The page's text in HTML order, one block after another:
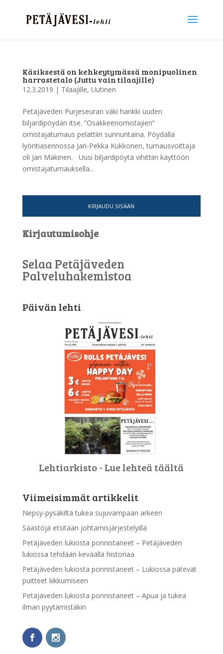
Käsiksestä on kehkeytymässä monipuolinen
harrastetalo (Juttu vain tilaajille)
12.3.2019 | Tilaajille, Uutinen
Petäjäveden Purjeseuran väki hankki uuden
biljardipöydän itse. ”Osakkeenomistajien”
omistajaturnaus pelattiin sunnuntaina. Pöydällä
lyöntiasennossa Jari-Pekka Kukkonen, turnausvoittaja
oli Jari Mäkinen. Uusi biljardipöytä vihittiin käyttöön
omistajaturnauksella...
KIRJAUDU SISÄÄN
Kirjautumisohje
Selaa Petäjäveden
Palveluhakemistoa
Päivän lehti
Lehtiarkisto - Lue lehteä täältä
Viimeisimmät artikkelit
Nepsy-pysäkiltä tukea sujuvampaan arkeen
Säästöjä etsitään johtamisjärjestelyillä
Petäjäveden lukiosta ponnistaneet – Petäjäveden
lukiossa tehdään keväällä historiaa
Petäjäveden lukiosta ponnistaneet – Lukiossa pätevät
puitteet liikkumiseen
Petäjäveden lukiosta ponnistaneet – Apua ja tukea
ilman pyytämistäkin